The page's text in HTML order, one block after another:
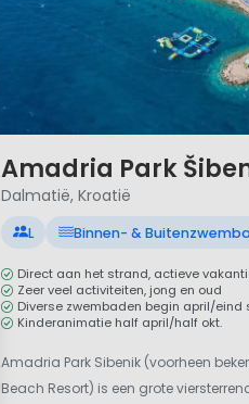
Amadria Park
Dalmatië, Kroatië
L Binnen- &
Direct aan het strand, actieve
Zeer veel activiteiten, jong en oud
Diverse zwembaden begin april/eind
Kinderanimatie half april/half okt.
Amadria Park Sibenik (voorheen
Beach Resort) is een grote